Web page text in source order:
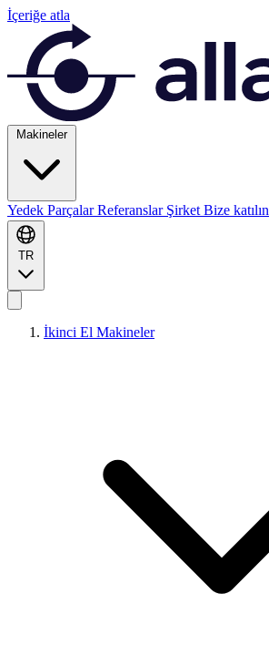
İçeriğe atla
Makineler
Yedek ParçalarReferanslar Şirket Bize katılın
TR
İkinci El Makineler